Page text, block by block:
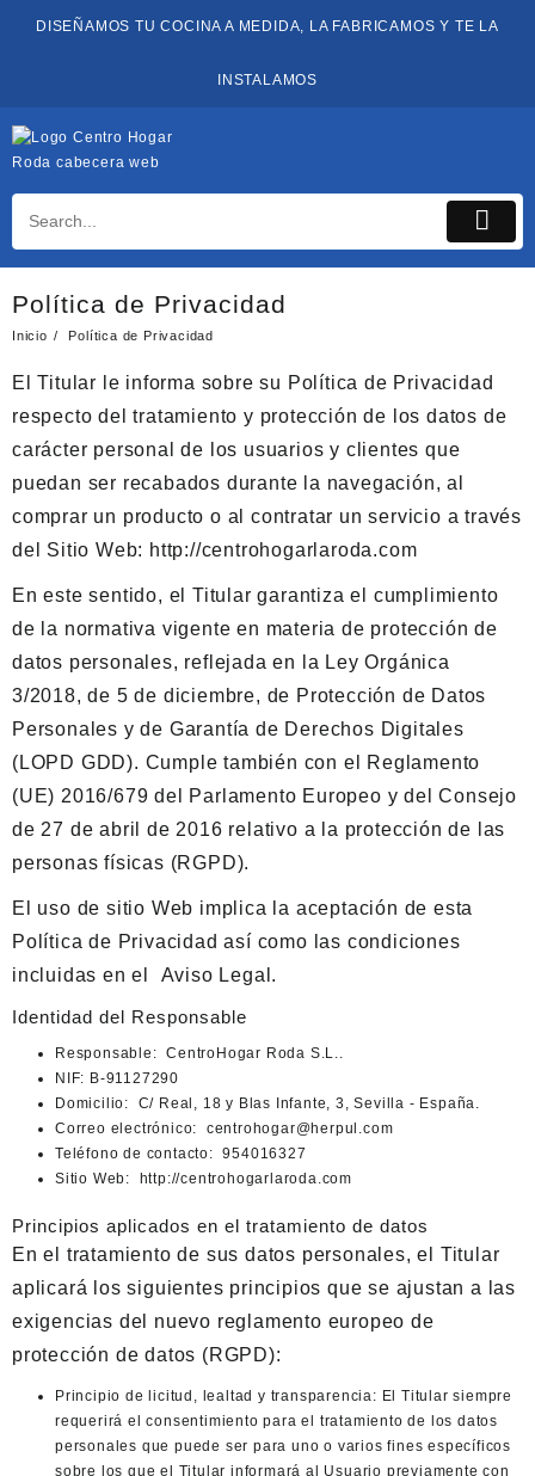
DISEÑAMOS TU COCINA A MEDIDA, LA FABRICAMOS Y TE LA
INSTALAMOS
Política de Privacidad
Inicio Política de Privacidad
El Titular le informa sobre su Política de Privacidad
respecto del tratamiento y protección de los datos de
carácter personal de los usuarios y clientes que
puedan ser recabados durante la navegación, al
comprar un producto o al contratar un servicio a través
del Sitio Web: http://centrohogarlaroda.com
En este sentido, el Titular garantiza el cumplimiento
de la normativa vigente en materia de protección de
datos personales, reflejada en la Ley Orgánica
3/2018, de 5 de diciembre, de Protección de Datos
Personales y de Garantía de Derechos Digitales
(LOPD GDD). Cumple también con el Reglamento
(UE) 2016/679 del Parlamento Europeo y del Consejo
de 27 de abril de 2016 relativo a la protección de las
personas físicas (RGPD).
El uso de sitio Web implica la aceptación de esta
Política de Privacidad así como las condiciones
incluidas en el Aviso Legal .
Identidad del Responsable
Responsable: CentroHogar Roda S.L..
NIF: B-91127290
Domicilio: C/ Real, 18 y Blas Infante, 3, Sevilla - España.
Correo electrónico: centrohogar@herpul.com
Teléfono de contacto: 954016327
Sitio Web:
http://centrohogarlaroda.com
Principios aplicados en el tratamiento de datos
En el tratamiento de sus datos personales, el Titular
aplicará los siguientes principios que se ajustan a las
exigencias del nuevo reglamento europeo de
protección de datos (RGPD):
Principio de licitud, lealtad y transparencia: El Titular siempre
requerirá el consentimiento para el tratamiento de los datos
personales que puede ser para uno o varios fines específicos
sobre los que el Titular informará al Usuario previamente con